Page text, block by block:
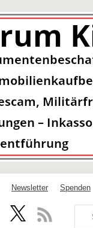
Newsletter Spenden